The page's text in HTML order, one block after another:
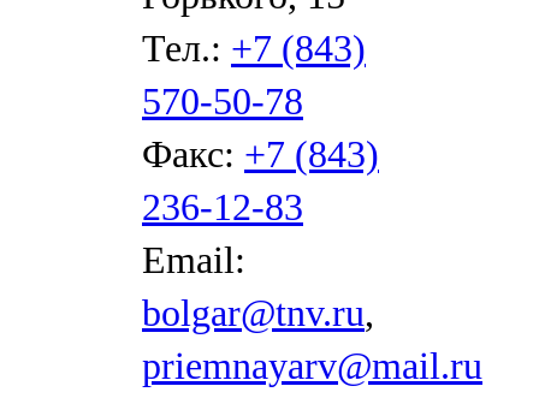
Тел.: +7 (843)
570-50-78
Факс: +7 (843)
236-12-83
Email:
bolgar@tnv.ru,
priemnayarv@mail.ru